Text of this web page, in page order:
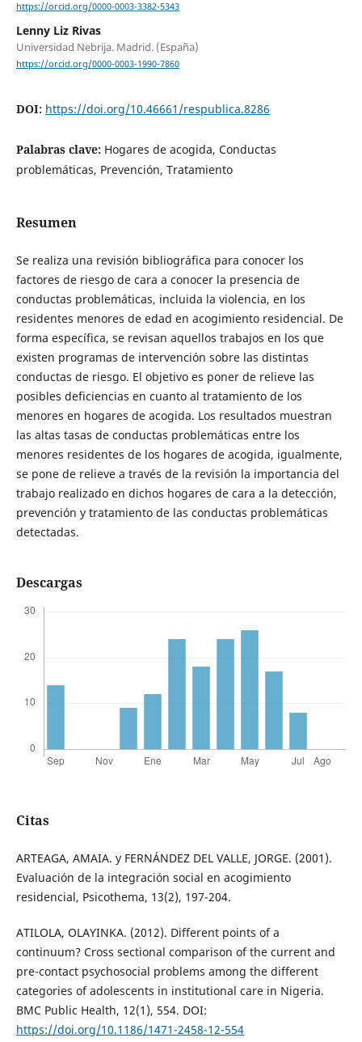
https://orcid.org/0000-0003-3382-5343
Lenny Liz Rivas
Universidad Nebrija. Madrid. (España)
https://orcid.org/0000-0003-1990-7860
DOI: https://doi.org/10.46661/respublica.8286
Palabras clave: Hogares de acogida, Conductas
problemáticas, Prevención, Tratamiento
Resumen
Se realiza una revisión bibliográfica para conocer los
factores de riesgo de cara a conocer la presencia de
conductas problemáticas, incluida la violencia, en los
residentes menores de edad en acogimiento residencial. De
forma específica, se revisan aquellos trabajos en los que
existen programas de intervención sobre las distintas
conductas de riesgo. El objetivo es poner de relieve las
posibles deficiencias en cuanto al tratamiento de los
menores en hogares de acogida. Los resultados muestran
las altas tasas de conductas problemáticas entre los
menores residentes de los hogares de acogida, igualmente,
se pone de relieve a través de la revisión la importancia del
trabajo realizado en dichos hogares de cara a la detección,
prevención y tratamiento de las conductas problemáticas
detectadas.
Descargas
Citas
ARTEAGA, AMAIA. y FERNÁNDEZ DEL VALLE, JORGE. (2001).
Evaluación de la integración social en acogimiento
residencial, Psicothema, 13(2), 197-204.
ATILOLA, OLAYINKA. (2012). Different points of a
continuum? Cross sectional comparison of the current and
pre-contact psychosocial problems among the different
categories of adolescents in institutional care in Nigeria.
BMC Public Health, 12(1), 554. DOI:
https://doi.org/10.1186/1471-2458-12-554